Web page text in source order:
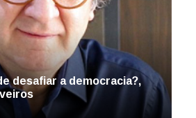
desafiar a democracia?,